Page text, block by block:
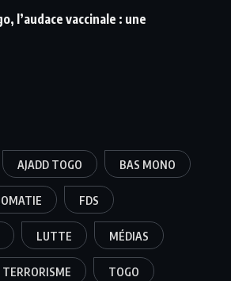
l’audace vaccinale : une
AJADD TOGO BAS MONO
FDS
LUTTE MÉDIAS
TERRORISME TOGO